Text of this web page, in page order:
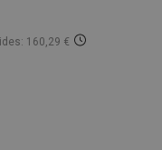
160,29 €